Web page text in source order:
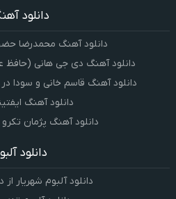
دانلود
دانلود آهنگ محمدرضا
دانلود آهنگ دی جی هانی (حافظ
دانلود آهنگ قاسم خانی و
دانلود آهنگ
دانلود آهنگ پژمان
دانلود
دانلود آلبوم شهریار